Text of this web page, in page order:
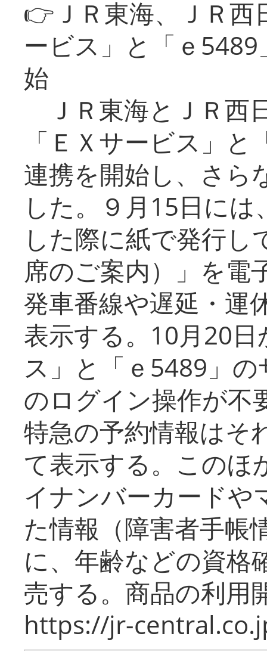
👉ＪＲ東海、ＪＲ
ービス」と「ｅ
始
ＪＲ東海とＪＲ西
「ＥＸサービス」
連携を開始し、さら
した。９月15日に
した際に紙で発行し
席のご案内）」を電
発車番線や遅延・運
表示する。10月20
ス」と「ｅ5489」
のログイン操作が不
特急の予約情報はそ
て表示する。このほ
イナンバーカードや
た情報（障害者手帳
に、年齢などの資格
売する。商品の利用
https://jr-